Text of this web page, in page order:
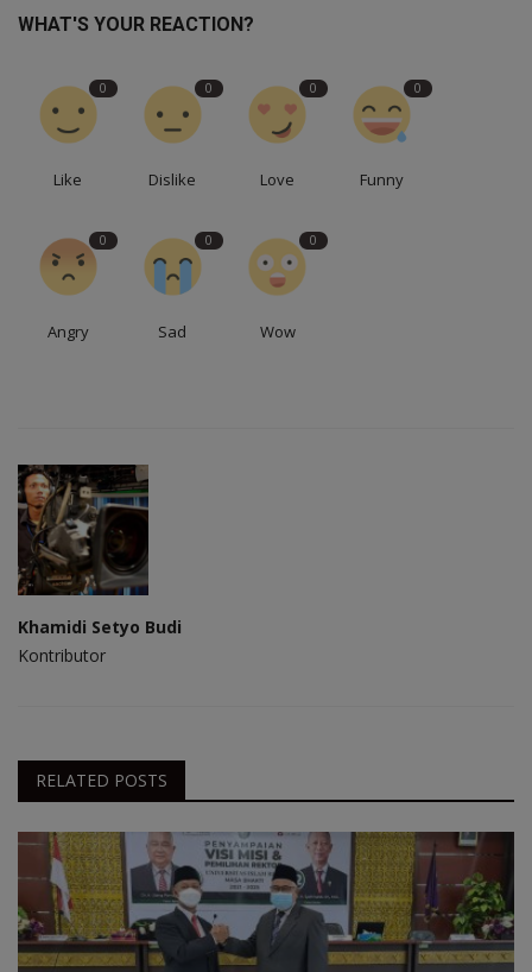
WHAT'S YOUR REACTION?
0
Like
0
Dislike
0
Love
0
Funny
0
Angry
0
Sad
0
Wow
Khamidi Setyo Budi
Kontributor
RELATED POSTS